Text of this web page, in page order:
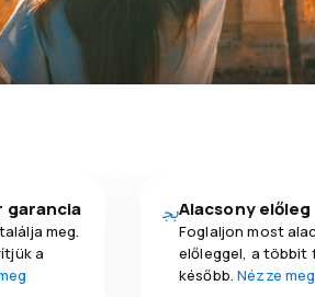
garancia
meg.
a
Alacsony előleg
Foglaljon most
előleggel, a többit
később.Nézze meg